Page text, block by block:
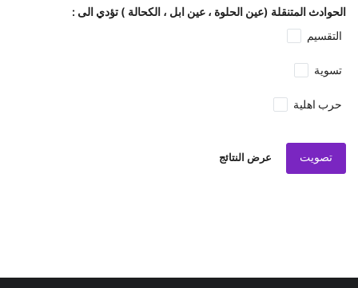
الحوادث المتنقلة (عين الحلوة ، عين ابل ، الكحالة ) تؤدي الى :
التقسيم
تسوية
حرب اهلية
تصويت عرض النتائج